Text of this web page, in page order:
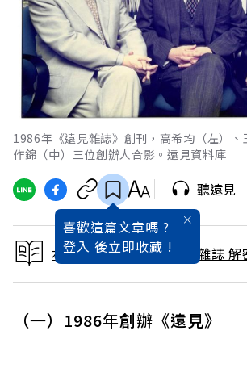
1986年《遠見雜誌》創刊，高希均（左）、
作錦（中）三位創辦人合影。遠見資料庫
喜歡這篇文章嗎 ?
登入 後立即收藏 !
聽遠見
本文出自 2025 / 11月號雜誌 解
（一）1986年創辦《遠見》